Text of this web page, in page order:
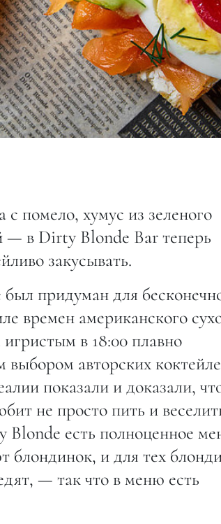
помело, хумус из зеленого
— в Dirty Blonde Bar теперь
закусывать.
придуман для
времен американского
в 18:00 плавно
авторских
показали и доказали,
не просто пить и
Blonde есть полноценное
блондинок, и для тех
— так что в меню есть